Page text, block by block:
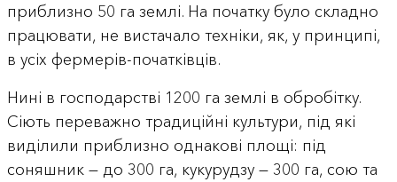
приблизно 50 га землі. На початку було складно
працювати, не вистачало техніки, як, у принципі,
в усіх фермерів-початківців.
Нині в господарстві 1200 га землі в обробітку.
Сіють переважно традиційні культури, під які
виділили приблизно однакові площі: під
соняшник — до 300 га, кукурудзу — 300 га, сою та